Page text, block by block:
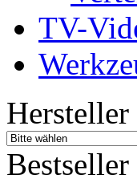
TV-
Hersteller
Bestseller